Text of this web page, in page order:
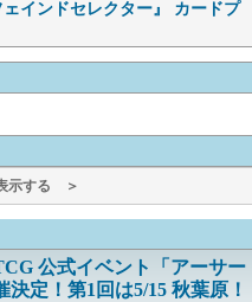
インドセレクター』 カードプ
示する ＞
公式イベント「アーサー
定！第1回は5/15 秋葉原！